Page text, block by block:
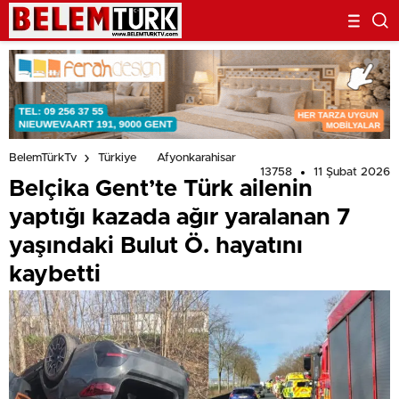
BelemTürkTv Türkiye
Afyonkarahisar
13758
11 Şubat 2026
Belçika Gent’te Türk ailenin
yaptığı kazada ağır yaralanan 7
yaşındaki Bulut Ö. hayatını
kaybetti